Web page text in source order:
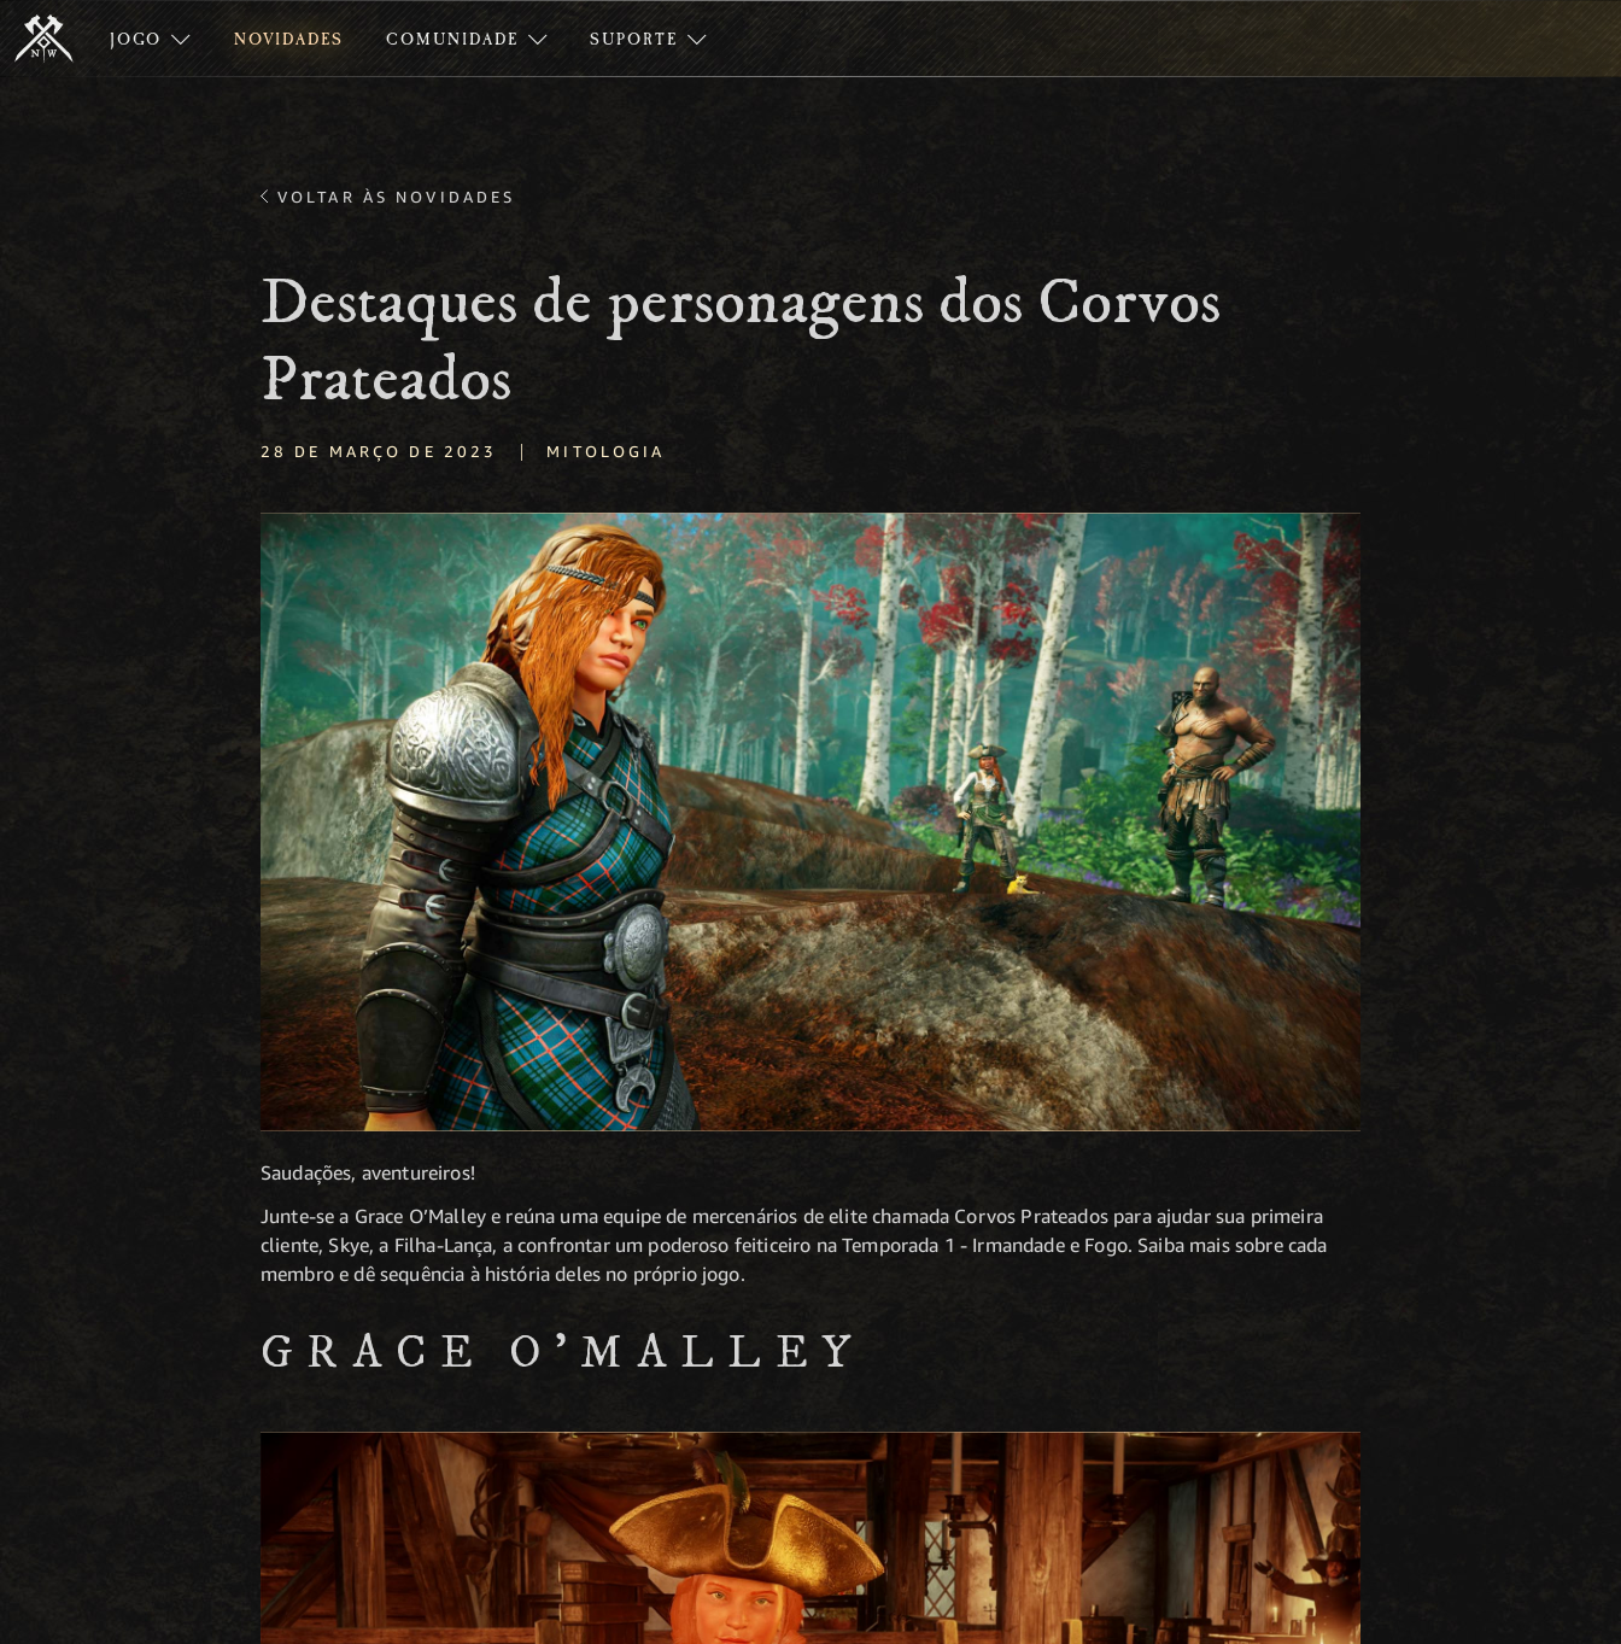
JOGO NOVIDADES COMUNIDADE SUPORTE
VOLTAR ÀS NOVIDADES
Destaques de personagens dos Corvos
Prateados
28 DE MARÇO DE 2023 | MITOLOGIA
Saudações, aventureiros!
Junte-se a Grace O’Malley e reúna uma equipe de mercenários de elite chamada Corvos Prateados para ajudar sua primeira
cliente, Skye, a Filha-Lança, a confrontar um poderoso feiticeiro na Temporada 1 - Irmandade e Fogo. Saiba mais sobre cada
membro e dê sequência à história deles no próprio jogo.
GRACE O’MALLEY